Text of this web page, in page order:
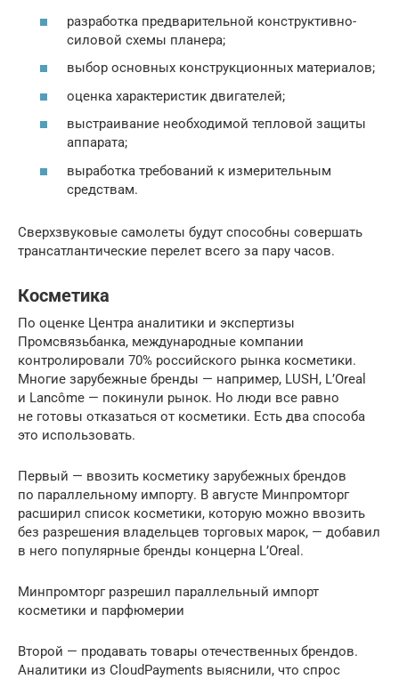
разработка предварительной конструктивно-
силовой схемы планера;
выбор основных конструкционных материалов;
оценка характеристик двигателей;
выстраивание необходимой тепловой защиты
аппарата;
выработка требований к измерительным
средствам.
Сверхзвуковые самолеты будут способны совершать
трансатлантические перелет всего за пару часов.
Косметика
По оценке Центра аналитики и экспертизы
Промсвязьбанка, международные компании
контролировали 70% российского рынка косметики.
Многие зарубежные бренды — например, LUSH, L’Oreal
и Lancôme — покинули рынок. Но люди все равно
не готовы отказаться от косметики. Есть два способа
это использовать.
Первый — ввозить косметику зарубежных брендов
по параллельному импорту. В августе Минпромторг
расширил список косметики, которую можно ввозить
без разрешения владельцев торговых марок, — добавил
в него популярные бренды концерна L’Oreal.
Минпромторг разрешил параллельный импорт
косметики и парфюмерии
Второй — продавать товары отечественных брендов.
Аналитики из CloudPayments выяснили, что спрос